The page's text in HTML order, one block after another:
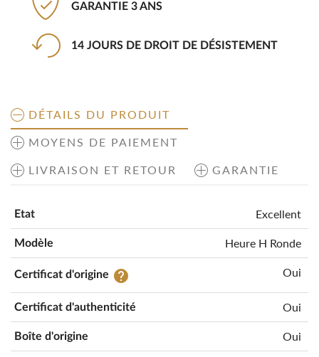
GARANTIE 3 ANS
14 JOURS DE DROIT DE DÉSISTEMENT
DÉTAILS DU PRODUIT
MOYENS DE PAIEMENT
LIVRAISON ET RETOUR GARANTIE
Etat Excellent
Modèle Heure H Ronde
Certificat d'origine help Oui
Certificat d'authenticité Oui
Boîte d'origine Oui